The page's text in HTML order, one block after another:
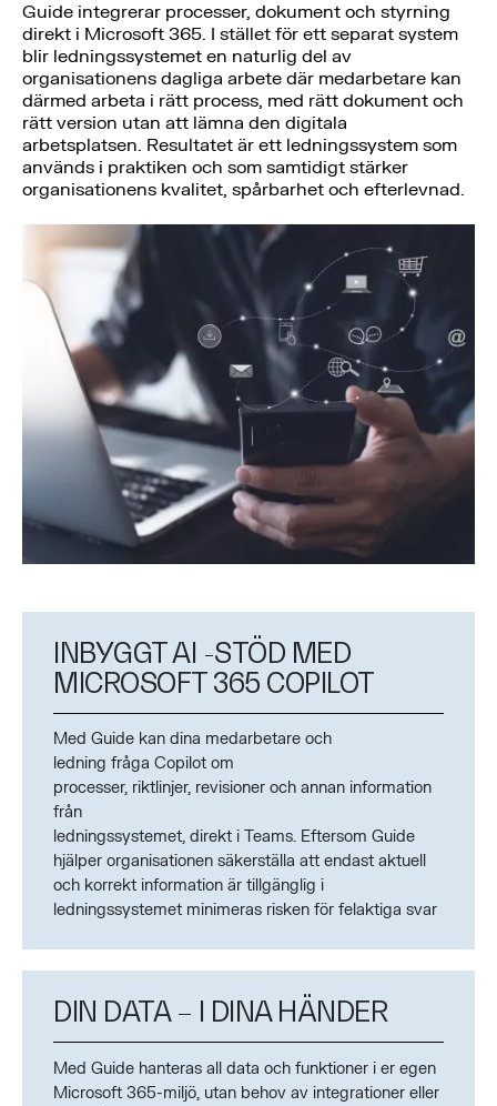
Guide integrerar processer, dokument och styrning
direkt i Microsoft 365. I stället för ett separat system
blir ledningssystemet en naturlig del av
organisationens dagliga arbete där medarbetare kan
därmed arbeta i rätt process, med rätt dokument och
rätt version utan att lämna den digitala
arbetsplatsen. Resultatet är ett ledningssystem som
används i praktiken och som samtidigt stärker
organisationens kvalitet, spårbarhet och efterlevnad.
INBYGGT AI -STÖD MED
MICROSOFT 365 COPILOT
Med Guide kan dina medarbetare och
ledning fråga Copilot om
processer, riktlinjer, revisioner och annan information
från
ledningssystemet, direkt i Teams. Eftersom Guide
hjälper organisationen säkerställa att endast aktuell
och korrekt information är tillgänglig i
ledningssystemet minimeras risken för felaktiga svar
DIN DATA – I DINA HÄNDER
Med Guide hanteras all data och funktioner i er egen
Microsoft 365-miljö, utan behov av integrationer eller